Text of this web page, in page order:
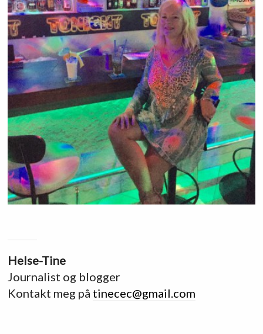
Helse-Tine
Journalist og blogger
Kontakt meg på tinecec@gmail.com